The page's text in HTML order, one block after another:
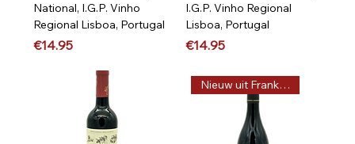
National, I.G.P. Vinho
Regional Lisboa, Portugal
Price
€14.95
I.G.P. Vinho Regional
Lisboa, Portugal
Price
€14.95
Nieuw uit Frankrijk